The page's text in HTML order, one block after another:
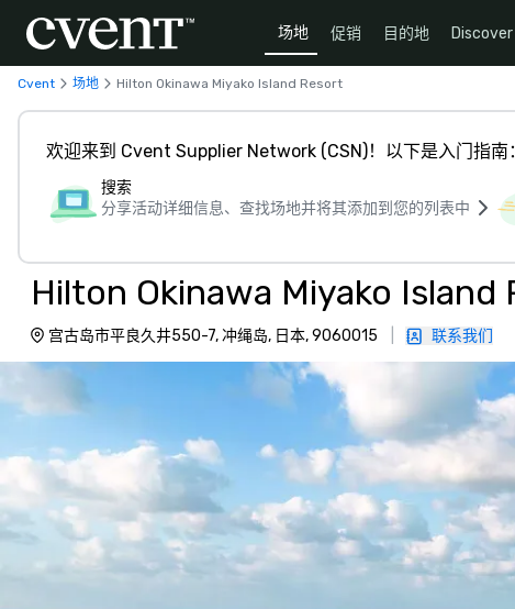
场地 促销 目的地 Discover
Cvent 场地 Hilton Okinawa Miyako Island Resort
欢迎来到 Cvent Supplier Network (CSN)！以下是入门指南：
搜索
分享活动详细信息、查找场地并将其添加到您的列表中
Hilton Okinawa Miyako Island
宫古岛市平良久井550-7, 冲绳岛, 日本, 9060015 联系我们